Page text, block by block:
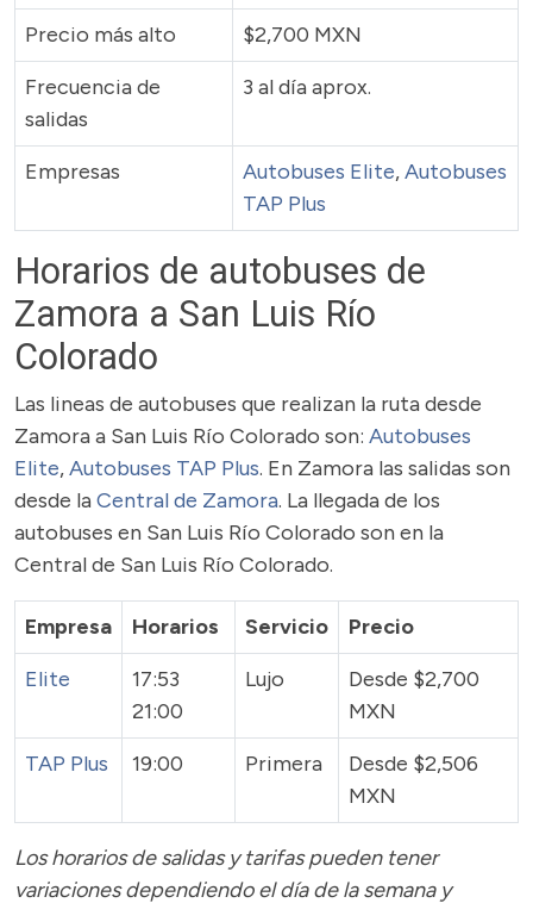
Precio más alto
$2,700 MXN
Frecuencia de
salidas
3 al día aprox.
Empresas Autobuses Elite,Autobuses
TAP Plus
Horarios de autobuses de
Zamora a San Luis Río
Colorado
Las lineas de autobuses que realizan la ruta desde
Zamora a San Luis Río Colorado son: Autobuses
Elite,Autobuses TAP Plus. En Zamora las salidas son
desde laCentral de Zamora. La llegada de los
autobuses en San Luis Río Colorado son en la
Central de San Luis Río Colorado.
Empresa Horarios Servicio
Precio
Elite
17:53
21:00
Lujo
Desde $2,700
MXN
TAP Plus
19:00 Primera
Desde $2,506
MXN
Los horarios de salidas y tarifas pueden tener
variaciones dependiendo el día de la semana y